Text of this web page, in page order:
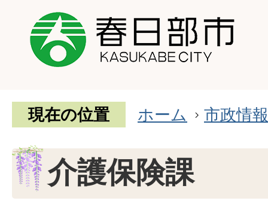
現在の位置 ホーム 市政情報
介護保険課